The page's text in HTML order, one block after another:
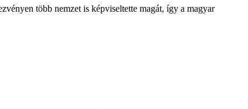
több nemzet is képviseltette magát, így a magyar